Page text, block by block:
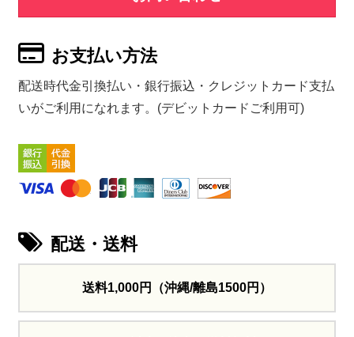
お支払い方法
配送時代金引換払い・銀行振込・クレジットカード支払
いがご利用になれます。(デビットカードご利用可)
配送・送料
送料1,000円 （沖縄/離島1500円）